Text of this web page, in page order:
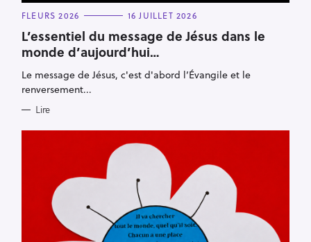
C
T
E
G
O
R
I
E
S
FLEURS 2026 16 JUILLET 2026
L’essentiel du message de Jésus dans le
monde d’aujourd’hui…
Le message de Jésus, c'est d'abord l’Évangile et le
renversement...
Lire
c
h
e
r